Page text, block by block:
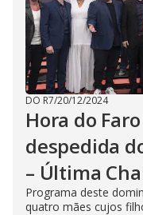
DO R7/20/12/2024
Hora do
despedida
– Última
Programa deste
quatro mães cujos